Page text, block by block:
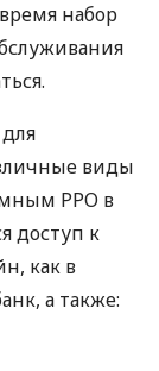
набор
виды
РРО в
доступ к
как в
а также: